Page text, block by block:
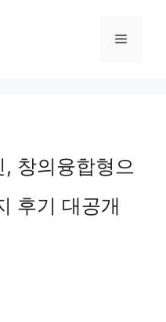
Menu
창의융합형으
후기 대공개